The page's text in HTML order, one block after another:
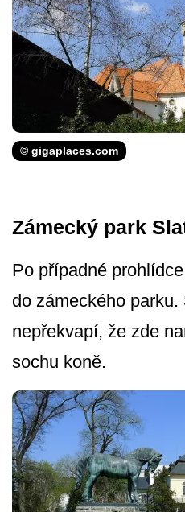
© gigaplaces.com
Zámecký park
Po případné
do zámeckého parku.
nepřekvapí, že zde
sochu koně.